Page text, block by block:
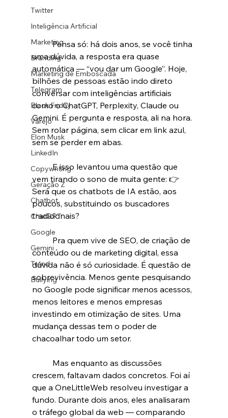
Twitter
Inteligência Artificial
Marketing
Branding
Marketing de Emboscada
Telegram
Black Friday
Varejo
Elon Musk
LinkedIn
Copywriting
Geração Z
Chatbot
ChatGPT
Google
Gemini
Trend
Bullying
	Pensa só: há dois anos, se você tinha
uma dúvida, a resposta era quase
automática — “vou dar um Google”. Hoje,
bilhões de pessoas estão indo direto
conversar com inteligências artificiais
como o ChatGPT, Perplexity, Claude ou
Gemini. É pergunta e resposta, ali na hora.
Sem rolar página, sem clicar em link azul,
sem se perder em abas.
	E isso levantou uma questão que
vem tirando o sono de muita gente: 👉
Será que os chatbots de IA estão, aos
poucos, substituindo os buscadores
tradicionais?
conteúdo ou de marketing digital, essa
dúvida não é só curiosidade. É questão de
sobrevivência. Menos gente pesquisando
no Google pode significar menos acessos,
menos leitores e menos empresas
investindo em otimização de sites. Uma
mudança dessas tem o poder de
chacoalhar todo um setor.
crescem, faltavam dados concretos. Foi aí
que a OneLittleWeb resolveu investigar a
fundo. Durante dois anos, eles analisaram
o tráfego global da web — comparando